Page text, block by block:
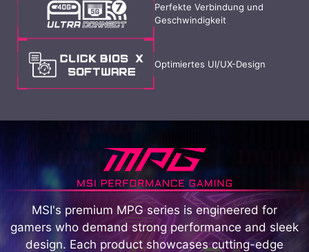
Perfekte Verbindung und
Geschwindigkeit
Optimiertes UI/UX-Design
MSI's premium MPG series is engineered for
gamers who demand strong performance and sleek
design. Each product showcases cutting-edge